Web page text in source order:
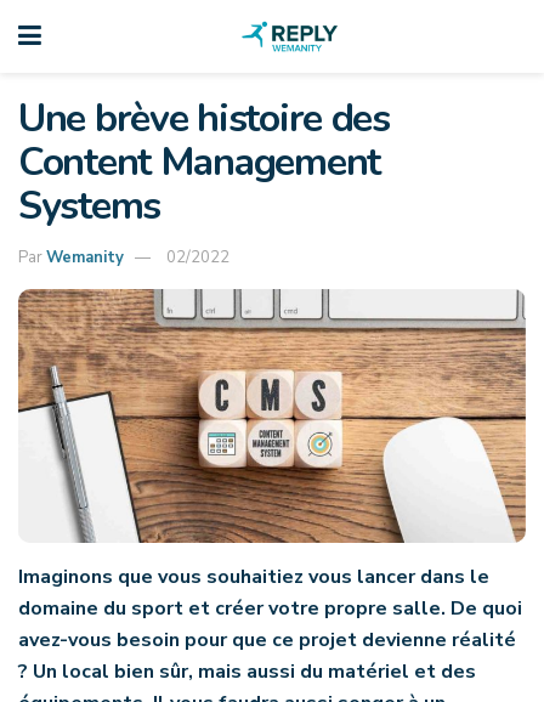
Une brève histoire des
Content Management
Systems
ParWemanity 02/2022
Imaginons que vous souhaitiez vous lancer dans le
domaine du sport et créer votre propre salle. De quoi
avez-vous besoin pour que ce projet devienne réalité
? Un local bien sûr, mais aussi du matériel et des